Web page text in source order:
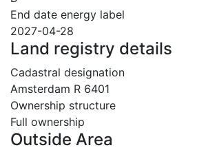
End date energy label
2027-04-28
Land registry details
Cadastral designation
Amsterdam R 6401
Ownership structure
Full ownership
Outside Area